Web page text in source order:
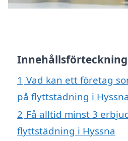
Innehållsförteckning
1 Vad kan ett företag
på flyttstädning i
2 Få alltid minst 3
flyttstädning i Hyssna